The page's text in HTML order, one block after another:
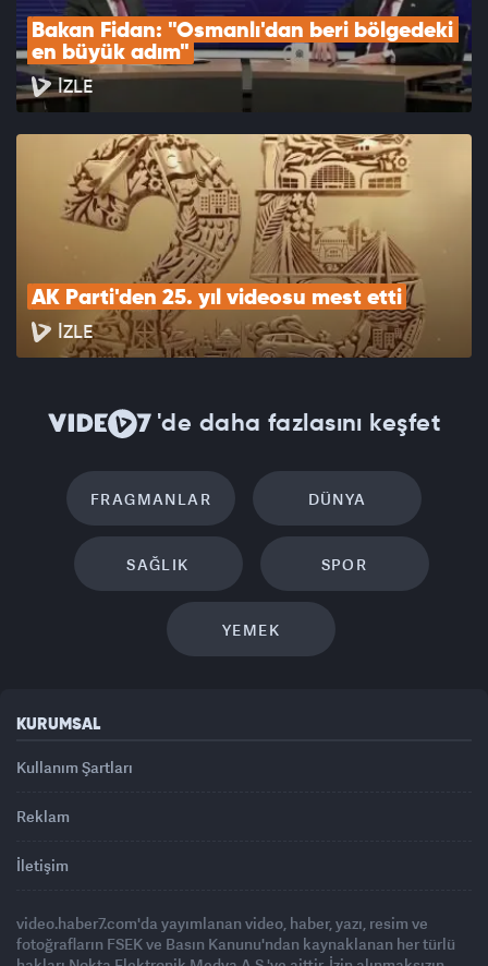
Bakan Fidan: "Osmanlı'dan beri bölgedeki
en büyük adım"
İZLE
AK Parti'den 25. yıl videosu mest etti
İZLE
'de daha fazlasını keşfet
FRAGMANLAR DÜNYA
SAĞLIK SPOR
YEMEK
KURUMSAL
Kullanım Şartları
Reklam
İletişim
video.haber7.com'da yayımlanan video, haber, yazı, resim ve
fotoğrafların FSEK ve Basın Kanunu'ndan kaynaklanan her türlü